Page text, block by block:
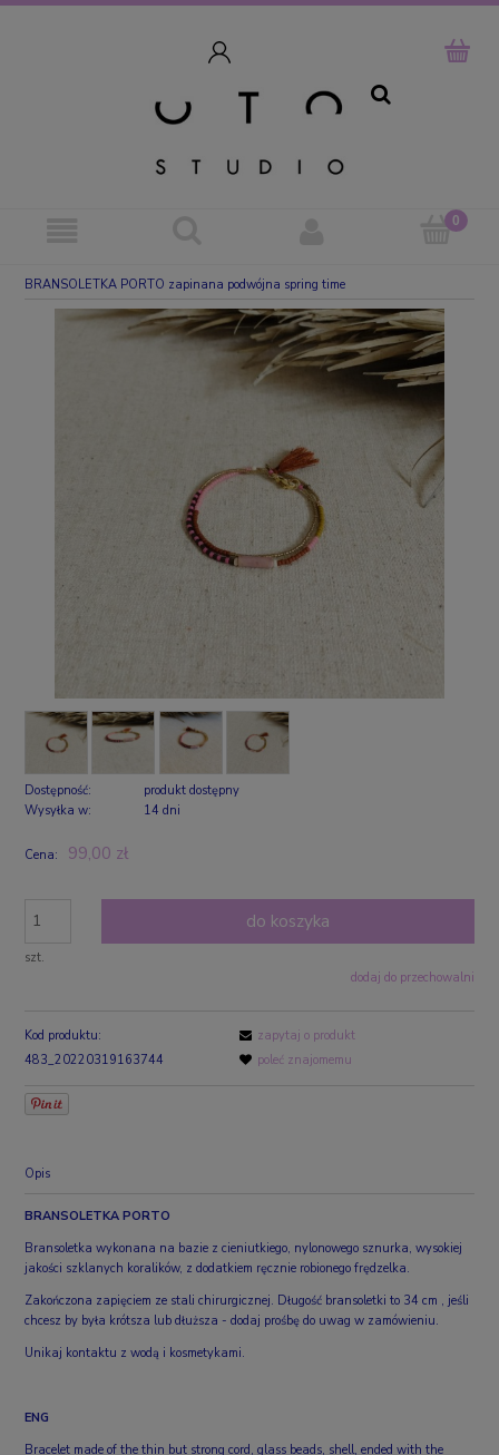
BRANSOLETKA PORTO zapinana podwójna spring time
Dostępność:
produkt dostępny
Wysyłka w:
14 dni
Cena: 99,00 zł
szt.
do koszyka
dodaj do przechowalni
Kod produktu:
483_20220319163744
zapytaj o produkt
poleć znajomemu
Opis
BRANSOLETKA PORTO
Bransoletka wykonana na bazie z cieniutkiego, nylonowego sznurka, wysokiej
jakości szklanych koralików, z dodatkiem ręcznie robionego frędzelka.
Zakończona zapięciem ze stali chirurgicznej. Długość bransoletki to 34 cm , jeśli
chcesz by była krótsza lub dłuższa - dodaj prośbę do uwag w zamówieniu.
Unikaj kontaktu z wodą i kosmetykami.
ENG
Bracelet made of the thin but strong cord, glass beads, shell, ended with the